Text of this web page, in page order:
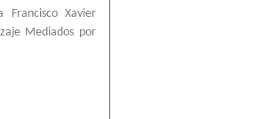
Francisco Xavier
Mediados por